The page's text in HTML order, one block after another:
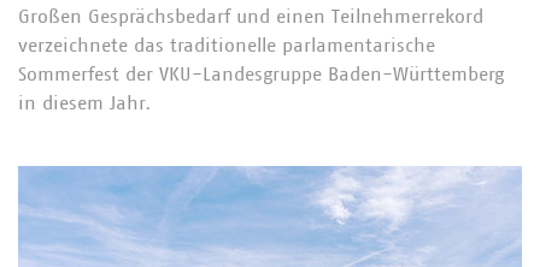
Großen Gesprächsbedarf und einen Teilnehmerrekord
verzeichnete das traditionelle parlamentarische
Sommerfest der VKU-Landesgruppe Baden-Württemberg
in diesem Jahr.